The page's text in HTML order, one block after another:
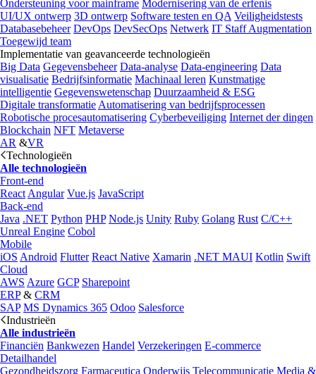
Ondersteuning voor mainframe Modernisering van de erfenis
UI/UX ontwerp 3D ontwerp Software testen en QA Veiligheidstests
Databasebeheer DevOps DevSecOps Netwerk IT Staff Augmentation
Toegewijd team
Implementatie van geavanceerde technologieën
Big Data Gegevensbeheer Data-analyse Data-engineering Data
visualisatie Bedrijfsinformatie Machinaal leren Kunstmatige
intelligentie Gegevenswetenschap Duurzaamheid & ESG
Digitale transformatie Automatisering van bedrijfsprocessen
Robotische procesautomatisering Cyberbeveiliging Internet der dingen
Blockchain NFT Metaverse
AR &VR
Technologieën
Alle technologieën
Front-end
React Angular Vue.js JavaScript
Back-end
Java .NET Python PHP Node.js Unity Ruby Golang Rust C/C++
Unreal Engine Cobol
Mobile
iOS Android Flutter React Native Xamarin .NET MAUI Kotlin Swift
Cloud
AWS Azure GCP Sharepoint
ERP& CRM
SAP MS Dynamics 365 Odoo Salesforce
Industrieën
Alle industrieën
Financiën Bankwezen Handel Verzekeringen E-commerce
Detailhandel
Gezondheidszorg Farmaceutica Onderwijs Telecommunicatie Media &